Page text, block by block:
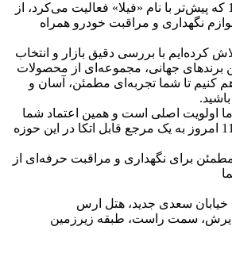
فروشگاه تهران کار 119 که پیش‌تر با نام «فیلا» فعالیت می‌کرد، از
لوازم نگهداری و مراقبت خودرو همراه
کرده‌ایم با بررسی دقیق بازار و انتخاب
برندهای جهانی، مجموعه‌ای از محصولات
کنیم تا شما تجربه‌ای مطمئن، آسان و
اولویت اصلی است و همین اعتماد شما
باعث شده تهران کار 119 امروز به یک مرجع قابل اتکا در این حوزه
انتخاب مطمئن برای نگهداری و مراقبت حرفه‌ای از
خیابان سعدی جدید، هتل ارس
سمت راست، طبقه زیرزمین